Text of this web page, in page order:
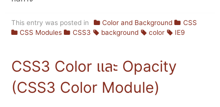
This entry was posted in Color and Background
CSS
CSS Modules
CSS3 background color IE9
CSS3 Color และ Opacity
(CSS3 Color Module)